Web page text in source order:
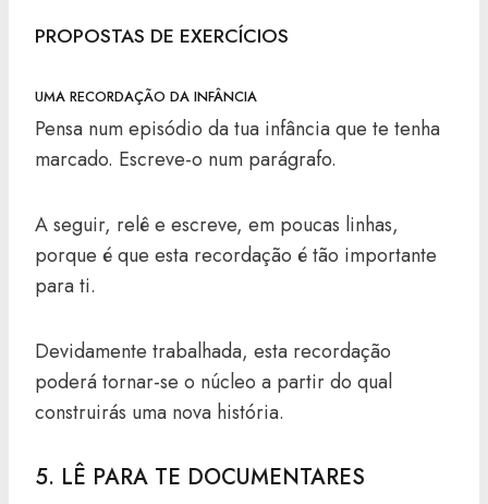
PROPOSTAS DE EXERCÍCIOS
UMA RECORDAÇÃO DA INFÂNCIA
Pensa num episódio da tua infância que te tenha
marcado. Escreve-o num parágrafo.
A seguir, relê e escreve, em poucas linhas,
porque é que esta recordação é tão importante
para ti.
Devidamente trabalhada, esta recordação
poderá tornar-se o núcleo a partir do qual
construirás uma nova história.
5. LÊ PARA TE DOCUMENTARES